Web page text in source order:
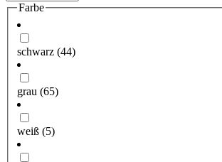
Farbe
schwarz (44)
grau (65)
weiß (5)